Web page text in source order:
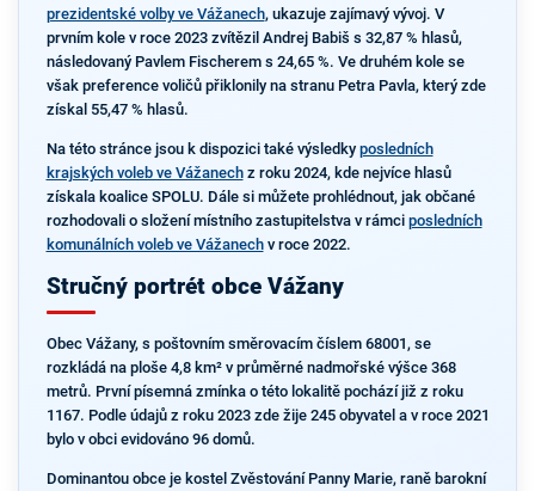
prezidentské volby ve Vážanech, ukazuje zajímavý vývoj. V
prvním kole v roce 2023 zvítězil Andrej Babiš s 32,87 % hlasů,
následovaný Pavlem Fischerem s 24,65 %. Ve druhém kole se
však preference voličů přiklonily na stranu Petra Pavla, který zde
získal 55,47 % hlasů.
Na této stránce jsou k dispozici také výsledky posledních
krajských voleb ve Vážanechz roku 2024, kde nejvíce hlasů
získala koalice SPOLU. Dále si můžete prohlédnout, jak občané
rozhodovali o složení místního zastupitelstva v rámci posledních
komunálních voleb ve Vážanechv roce 2022.
Stručný portrét obce Vážany
Obec Vážany, s poštovním směrovacím číslem 68001, se
rozkládá na ploše 4,8 km² v průměrné nadmořské výšce 368
metrů. První písemná zmínka o této lokalitě pochází již z roku
1167. Podle údajů z roku 2023 zde žije 245 obyvatel a v roce 2021
bylo v obci evidováno 96 domů.
Dominantou obce je kostel Zvěstování Panny Marie, raně barokní